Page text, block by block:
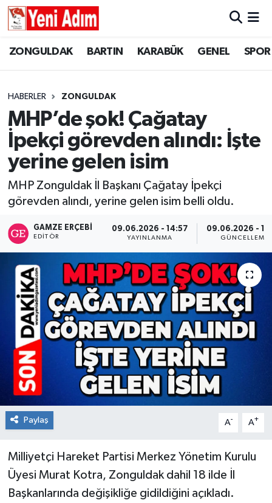
ZONGULDAK BARTIN KARABÜK GENEL SPOR
HABERLER ZONGULDAK
MHP’de şok! Çağatay
İpekçi görevden alındı: İşte
yerine gelen isim
MHP Zonguldak İl Başkanı Çağatay İpekçi
görevden alındı, yerine gelen isim belli oldu.
GAMZE ERÇEBI
EDITÖR
09.06.2026 - 14:57
YAYINLANMA
09.06.2026 -
GÜNCELLEME
Paylaş A- A+
Milliyetçi Hareket Partisi Merkez Yönetim Kurulu
Üyesi Murat Kotra, Zonguldak dahil 18 ilde İl
Başkanlarında değişikliğe gidildiğini açıkladı.
ZONGULDAK
GÜNCEL
SİYASET
RESMİ İLAN
ZONGULDAK
GENEL
SPOR
SİYASET
SAĞLIK
GÜNCEL
RESMİ İLAN
Künye
Zonguldak Hava Durumu
Tüm Manşetler
Son Dakika Haberleri
Haber Arşivi